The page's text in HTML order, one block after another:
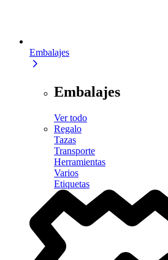
Embalajes
Embalajes
Ver todo
Regalo
Tazas
Transporte
Herramientas
Varios
Etiquetas